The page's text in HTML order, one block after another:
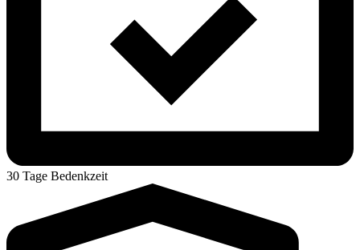
30 Tage Bedenkzeit